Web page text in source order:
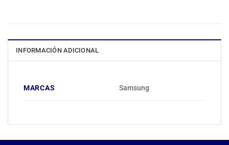
INFORMACIÓN ADICIONAL
MARCAS Samsung